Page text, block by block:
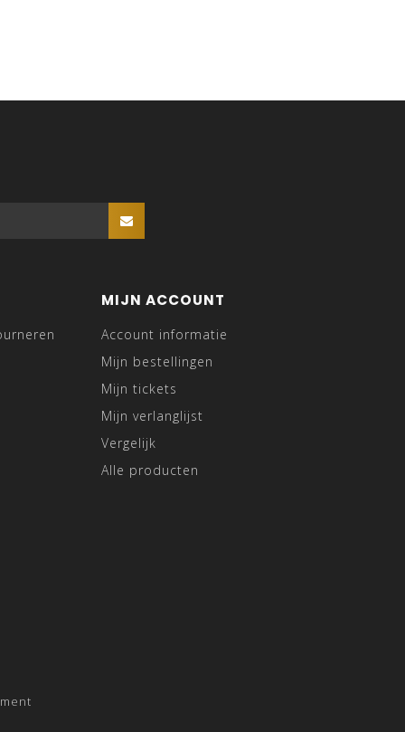
MIJN ACCOUNT
Account informatie
Mijn bestellingen
Mijn tickets
Mijn verlanglijst
Vergelijk
Alle producten